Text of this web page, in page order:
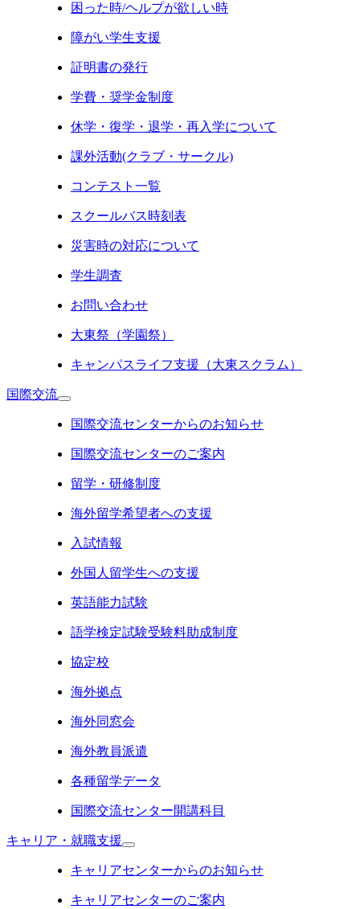
困った時/ヘルプが欲しい時
障がい学生支援
証明書の発行
学費・奨学金制度
休学・復学・退学・再入学について
課外活動(クラブ・サークル)
コンテスト一覧
スクールバス時刻表
災害時の対応について
学生調査
お問い合わせ
大東祭（学園祭）
キャンパスライフ支援（大東スクラム）
国際交流
国際交流センターからのお知らせ
国際交流センターのご案内
留学・研修制度
海外留学希望者への支援
入試情報
外国人留学生への支援
英語能力試験
語学検定試験受験料助成制度
協定校
海外拠点
海外同窓会
海外教員派遣
各種留学データ
国際交流センター開講科目
キャリア・就職支援
キャリアセンターからのお知らせ
キャリアセンターのご案内